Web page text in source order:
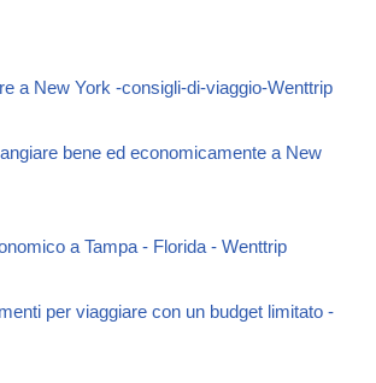
a New York -consigli-di-viaggio-Wenttrip
bene ed economicamente a New
a Tampa - Florida - Wenttrip
per viaggiare con un budget limitato -